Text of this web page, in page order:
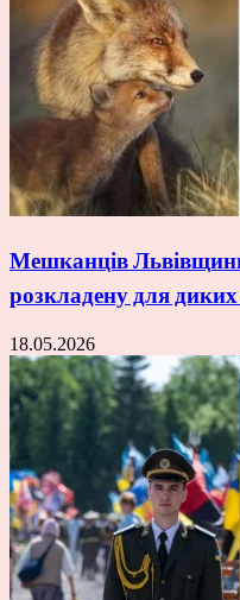
Мешканців
розкладену для
18.05.2026